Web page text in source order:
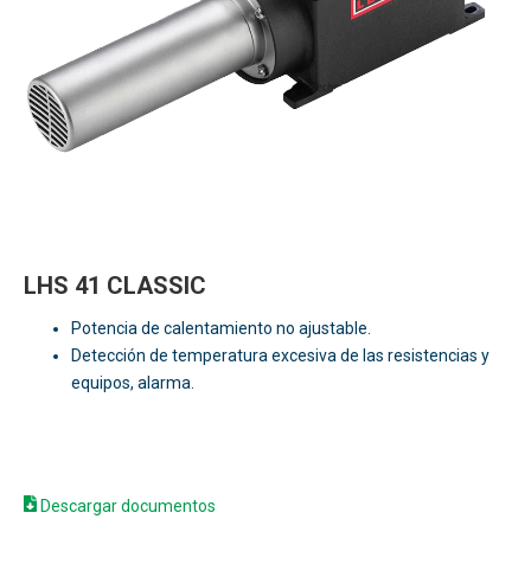
LHS 41 CLASSIC
Potencia de calentamiento no ajustable.
Detección de temperatura excesiva de las resistencias y
equipos, alarma.
Descargar documentos